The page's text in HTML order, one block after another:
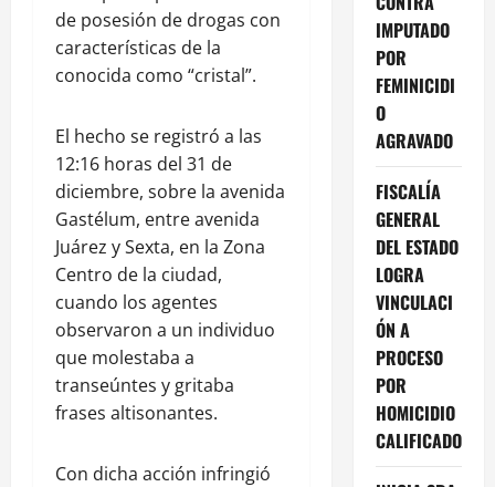
de posesión de drogas con
características de la
conocida como “cristal”.
El hecho se registró a las
12:16 horas del 31 de
diciembre, sobre la avenida
Gastélum, entre avenida
Juárez y Sexta, en la Zona
Centro de la ciudad,
cuando los agentes
observaron a un individuo
que molestaba a
transeúntes y gritaba
frases altisonantes.
Con dicha acción infringió
IMPUTADO
POR
FEMINICIDI
O
AGRAVADO
FISCALÍA
GENERAL
DEL ESTADO
LOGRA
VINCULACI
ÓN A
PROCESO
POR
HOMICIDIO
CALIFICADO